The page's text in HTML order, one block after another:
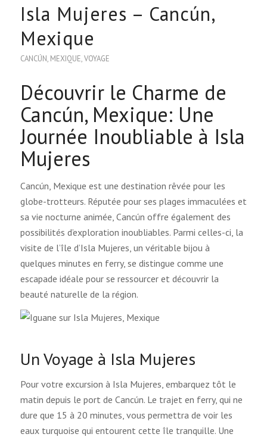
Isla Mujeres – Cancún,
Mexique
CANCÚN, MEXIQUE,VOYAGE
Découvrir le Charme de
Cancún, Mexique: Une
Journée Inoubliable à Isla
Mujeres
Cancún, Mexique est une destination rêvée pour les
globe-trotteurs. Réputée pour ses plages immaculées et
sa vie nocturne animée, Cancún offre également des
possibilités d’exploration inoubliables. Parmi celles-ci, la
visite de l’île d’Isla Mujeres, un véritable bijou à
quelques minutes en ferry, se distingue comme une
escapade idéale pour se ressourcer et découvrir la
beauté naturelle de la région.
Un Voyage à Isla Mujeres
Pour votre excursion à Isla Mujeres, embarquez tôt le
matin depuis le port de Cancún. Le trajet en ferry, qui ne
dure que 15 à 20 minutes, vous permettra de voir les
eaux turquoise qui entourent cette île tranquille. Une